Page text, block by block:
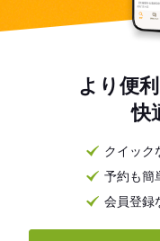
より便
快
クイック
予約も簡
会員登録